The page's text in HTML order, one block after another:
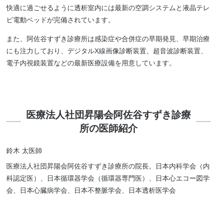
快適に過ごせるように透析室内には最新の空調システムと液晶テレ
ビ電動ベッドが完備されています。
また、阿佐谷すずき診療所は感染症や合併症の早期発見、早期治療
にも注力しており、デジタルX線画像診断装置、超音波診断装置、
電子内視鏡装置などの最新医療設備を用意しています。
医療法人社団昇陽会阿佐谷すずき診療
所の医師紹介
鈴木 太医師
医療法人社団昇陽会阿佐谷すずき診療所の院長。日本内科学会（内
科認定医）、日本循環器学会（循環器専門医）、日本心エコー図学
会、日本心臓病学会、日本不整脈学会、日本透析医学会